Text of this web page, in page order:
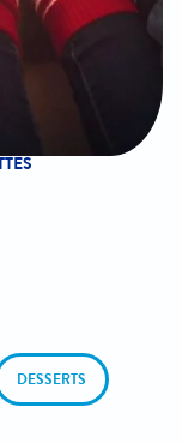
DESSERTS